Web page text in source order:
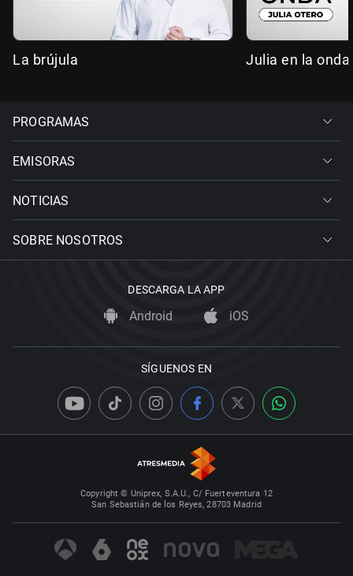
La brújula Julia en la onda
PROGRAMAS
EMISORAS
NOTICIAS
SOBRE NOSOTROS
DESCARGA LA APP
Android iOS
SÍGUENOS EN
Copyright © Uniprex, S.A.U., C/ Fuerteventura 12
San Sebastián de los Reyes, 28703 Madrid